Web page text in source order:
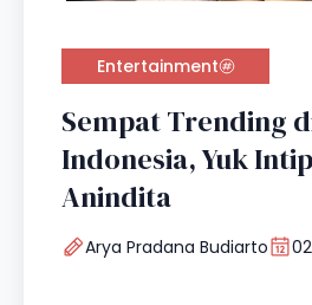
Entertainment
Sempat Trending
Indonesia, Yuk
Anindita
Arya Pradana Budiarto